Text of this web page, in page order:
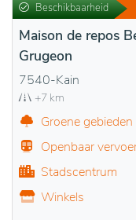
Beschikbaarheid
Maison de repos
Grugeon
7540-Kain
+7 km
Groene gebieden
Openbaar
Stadscentrum
Winkels